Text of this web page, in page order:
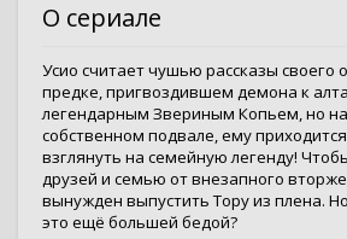
О сериале
Усио считает чушью рассказы своего
предке, пригвоздившем демона к
легендарным Звериным Копьем, но
собственном подвале, ему
взглянуть на семейную легенду!
друзей и семью от внезапного
вынужден выпустить Тору из плена.
это ещё большей бедой?